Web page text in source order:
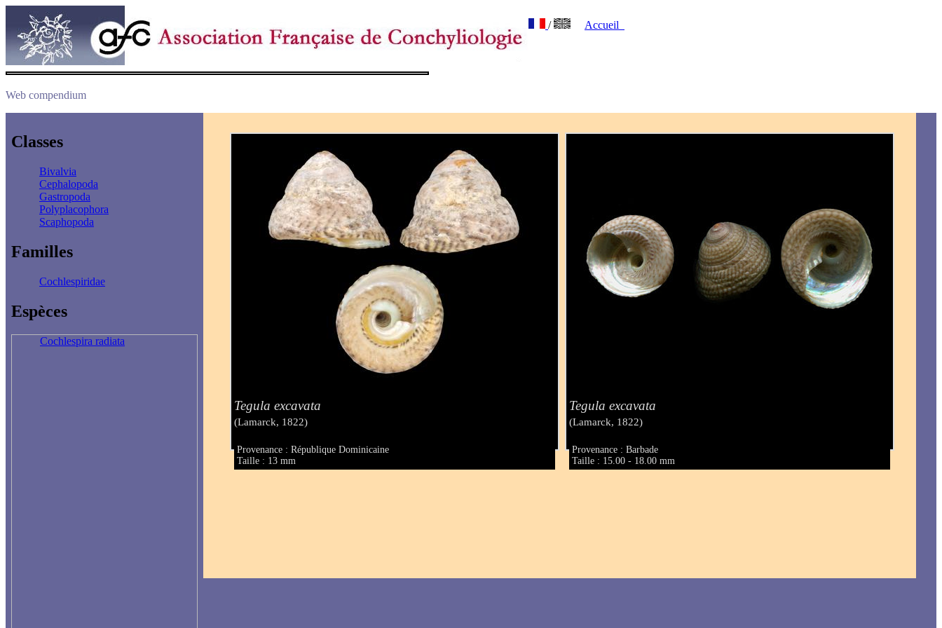
/ Accueil
Web compendium
Classes
Bivalvia
Cephalopoda
Gastropoda
Polyplacophora
Scaphopoda
Familles
Cochlespiridae
Espèces
Cochlespira radiata
Tegula excavata
(Lamarck, 1822)
Provenance : République Dominicaine
Taille : 13 mm
Tegula excavata
(Lamarck, 1822)
Provenance : Barbade
Taille : 15.00 - 18.00 mm